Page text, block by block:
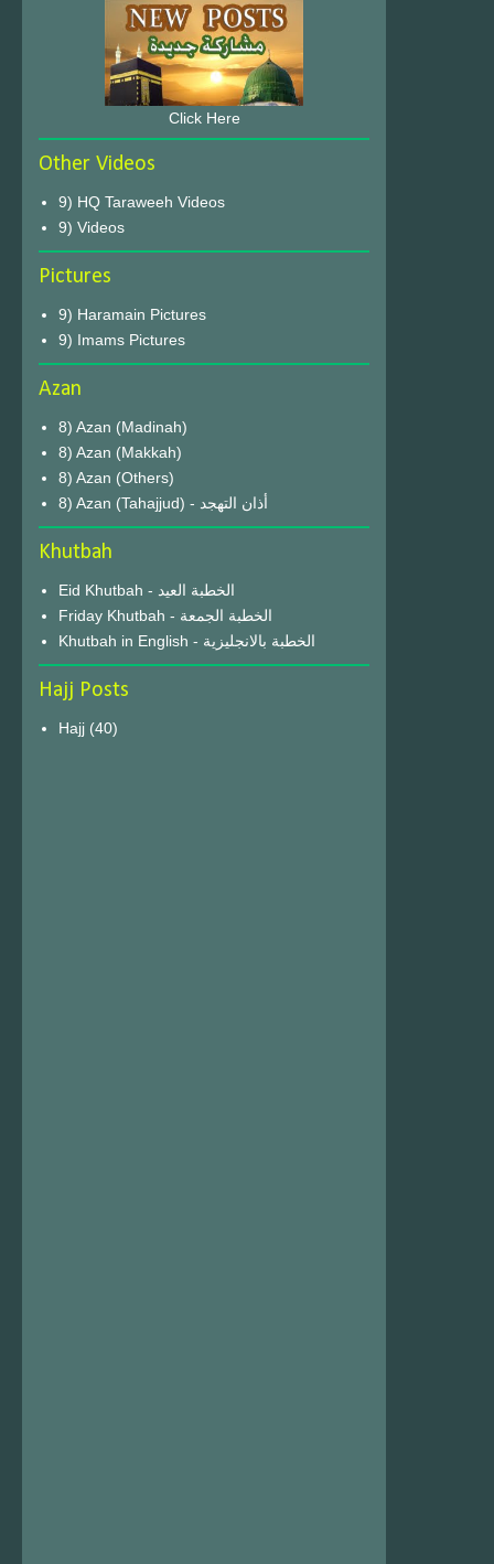
Click Here
Other Videos
9) HQ Taraweeh Videos
9) Videos
Pictures
9) Haramain Pictures
9) Imams Pictures
Azan
8) Azan (Madinah)
8) Azan (Makkah)
8) Azan (Others)
8) Azan (Tahajjud) - أذان التهجد
Khutbah
Eid Khutbah - الخطبة العيد
Friday Khutbah - الخطبة الجمعة
Khutbah in English - الخطبة بالانجليزية
Hajj Posts
Hajj (40)